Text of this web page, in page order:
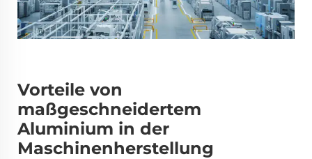
Vorteile von
maßgeschneidertem
Aluminium in der
Maschinenherstellung